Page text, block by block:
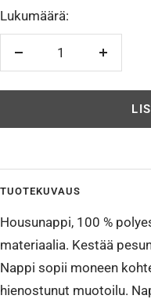
Lukumäärä:
Vähennä
TUOTEKUVAUS
Housunappi, 100 %
materiaalia. Kestää
Nappi sopii moneen
hienostunut muotoilu.